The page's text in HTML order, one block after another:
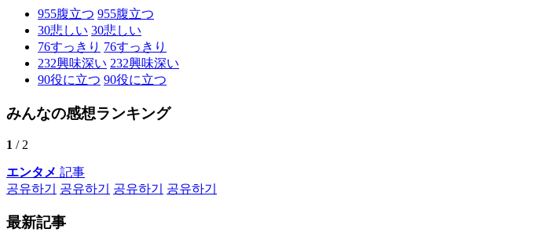
955腹立つ 955腹立つ
30悲しい 30悲しい
76すっきり 76すっきり
232興味深い 232興味深い
90役に立つ 90役に立つ
みんなの感想ランキング
1 / 2
エンタメ 記事
공유하기
공유하기 공유하기 공유하기
最新記事